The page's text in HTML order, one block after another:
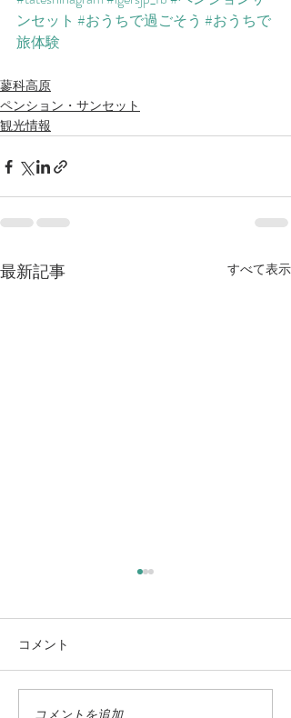
ンセット #おうちで過ごそう #おうちで
旅体験
蓼科高原
ペンション・サンセット
観光情報
最新記事 すべて表示
もう 秋になりそう
コメント